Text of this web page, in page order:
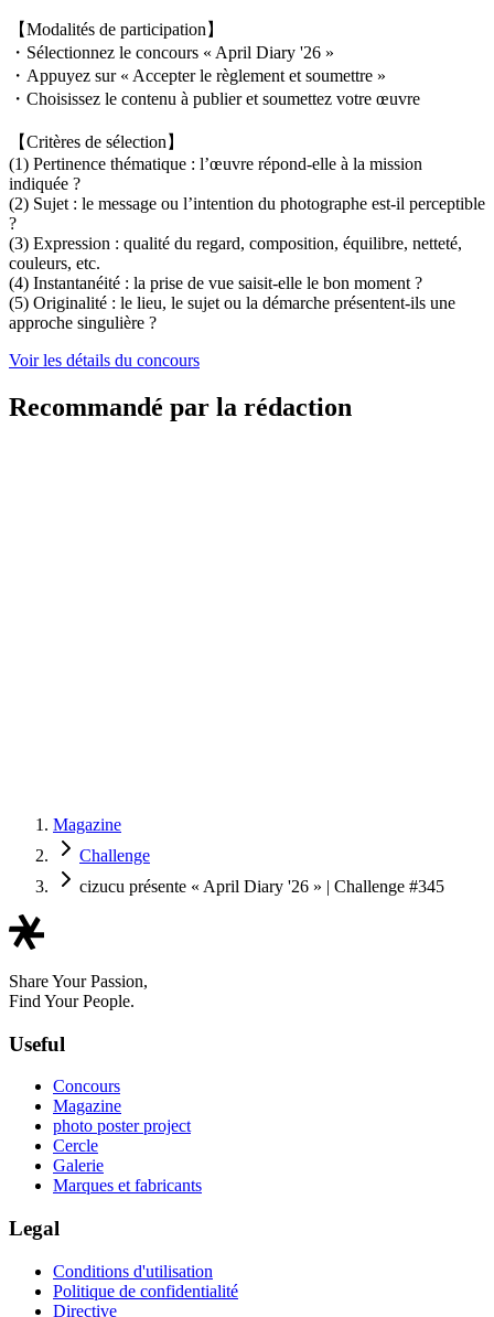
【Modalités de participation】
・Sélectionnez le concours « April Diary '26 »
・Appuyez sur « Accepter le règlement et soumettre »
・Choisissez le contenu à publier et soumettez votre œuvre
【Critères de sélection】
(1) Pertinence thématique : l’œuvre répond-elle à la mission
indiquée ?
(2) Sujet : le message ou l’intention du photographe est-il perceptible
?
(3) Expression : qualité du regard, composition, équilibre, netteté,
couleurs, etc.
(4) Instantanéité : la prise de vue saisit-elle le bon moment ?
(5) Originalité : le lieu, le sujet ou la démarche présentent-ils une
approche singulière ?
Voir les détails du concours
Recommandé par la rédaction
Magazine
Challenge
cizucu présente « April Diary '26 » | Challenge #345
Share Your Passion,
Find Your People.
Useful
Concours
Magazine
photo poster project
Cercle
Galerie
Marques et fabricants
Legal
Conditions d'utilisation
Politique de confidentialité
Directive